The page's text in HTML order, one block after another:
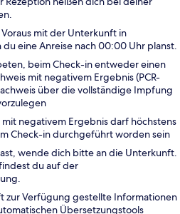
mit der Unterkunft in
eine Anreise nach 00:00 Uhr planst.
beim Check-in entweder einen
mit negativem Ergebnis (PCR-
über die vollständige Impfung
mit negativem Ergebnis darf höchstens
Check-in durchgeführt worden sein
wende dich bitte an die Unterkunft.
du auf der
zur Verfügung gestellte Informationen
Übersetzungstools